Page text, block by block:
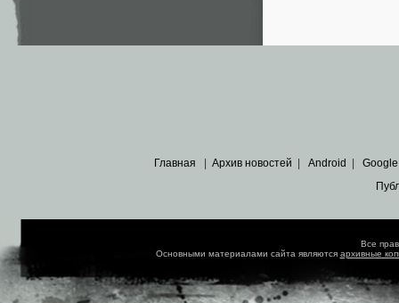
Главная Архив новостей Android Google
Все
Основными материалами сайта являются архивные